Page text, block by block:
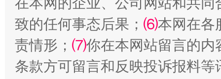
从幼儿园到大学，有这些资助 “
致的任何事态后果； ⑹本网在各
责情形； ⑺你在本网站留言的内
条款方可留言和反映投诉报料